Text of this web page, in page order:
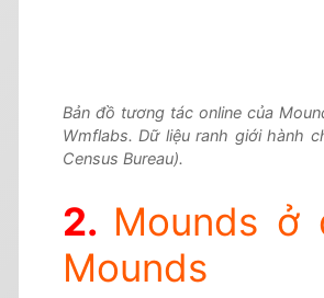
Bản đồ tương tác online của
Wmflabs. Dữ liệu ranh giới hành
Census Bureau).
Mounds ở
Mounds